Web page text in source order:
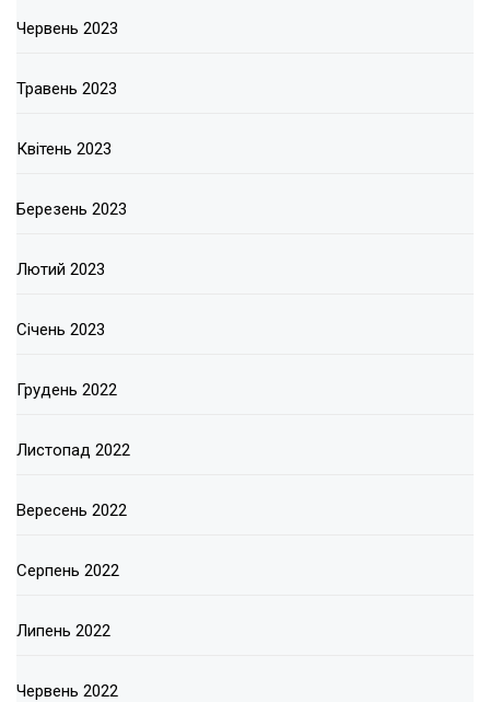
Червень 2023
Травень 2023
Квітень 2023
Березень 2023
Лютий 2023
Січень 2023
Грудень 2022
Листопад 2022
Вересень 2022
Серпень 2022
Липень 2022
Червень 2022